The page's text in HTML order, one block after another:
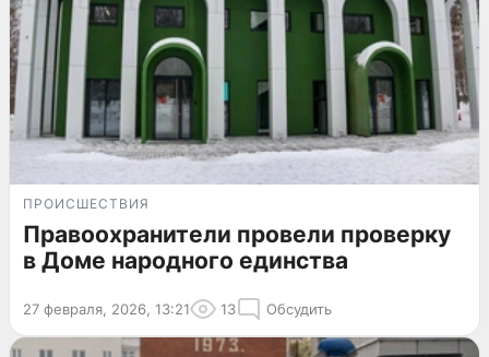
ПРОИСШЕСТВИЯ
Правоохранители провели проверку
в Доме народного единства
27 февраля, 2026, 13:21 13 Обсудить